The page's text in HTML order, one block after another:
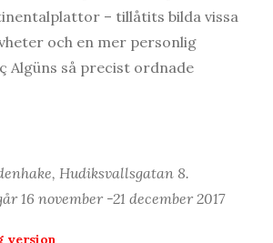
– tillåtits bilda vissa
och en mer personlig
Algüns så precist ordnade
Hudiksvallsgatan 8.
16 november -21 december 2017